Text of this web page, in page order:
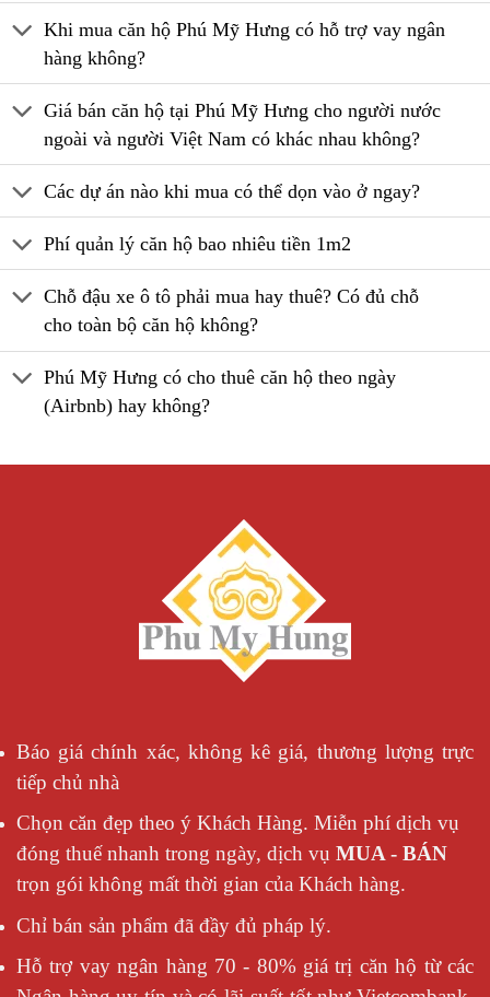
Khi mua căn hộ Phú Mỹ Hưng có hỗ trợ vay ngân
hàng không?
Giá bán căn hộ tại Phú Mỹ Hưng cho người nước
ngoài và người Việt Nam có khác nhau không?
Các dự án nào khi mua có thể dọn vào ở ngay?
Phí quản lý căn hộ bao nhiêu tiền 1m2
Chỗ đậu xe ô tô phải mua hay thuê? Có đủ chỗ
cho toàn bộ căn hộ không?
Phú Mỹ Hưng có cho thuê căn hộ theo ngày
(Airbnb) hay không?
Báo giá chính xác, không kê giá, thương lượng trực
tiếp chủ nhà
Chọn căn đẹp theo ý Khách Hàng. Miễn phí dịch vụ
đóng thuế nhanh trong ngày, dịch vụ MUA - BÁN
trọn gói không mất thời gian của Khách hàng.
Chỉ bán sản phẩm đã đầy đủ pháp lý.
Hỗ trợ vay ngân hàng 70 - 80% giá trị căn hộ từ các